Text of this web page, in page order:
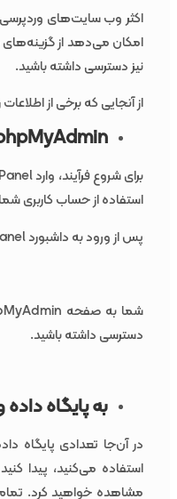
اکثر وب سایت‌های
امکان می‌دهد از گزینه‌های
نیز دسترسی داشته باشید.
از آنجایی که برخی از
استفاده از حساب کاربری
پس از ورود به داشبورد cPanel خود، بخش Databases را پیدا کرده و روی phpMyAdmin کلیک کنید.
دسترسی داشته باشید.
به پایگاه
در آن‌جا تعدادی پایگاه
استفاده می‌کنید، پیدا
مشاهده خواهید کرد.